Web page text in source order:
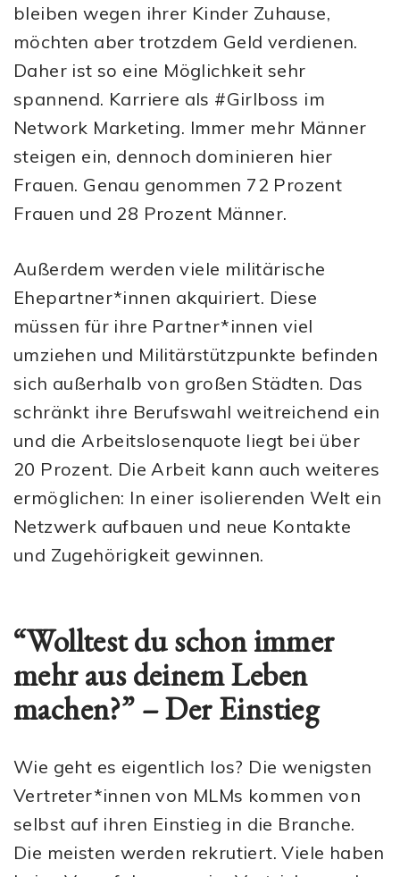
bleiben wegen ihrer Kinder Zuhause,
möchten aber trotzdem Geld verdienen.
Daher ist so eine Möglichkeit sehr
spannend. Karriere als #Girlboss im
Network Marketing. Immer mehr Männer
steigen ein, dennoch dominieren hier
Frauen. Genau genommen 72 Prozent
Frauen und 28 Prozent Männer.
Außerdem werden viele militärische
Ehepartner*innen akquiriert. Diese
müssen für ihre Partner*innen viel
umziehen und Militärstützpunkte befinden
sich außerhalb von großen Städten. Das
schränkt ihre Berufswahl weitreichend ein
und die Arbeitslosenquote liegt bei über
20 Prozent. Die Arbeit kann auch weiteres
ermöglichen: In einer isolierenden Welt ein
Netzwerk aufbauen und neue Kontakte
und Zugehörigkeit gewinnen.
“Wolltest du schon immer
mehr aus deinem Leben
machen?” – Der Einstieg
Wie geht es eigentlich los? Die wenigsten
Vertreter*innen von MLMs kommen von
selbst auf ihren Einstieg in die Branche.
Die meisten werden rekrutiert. Viele haben